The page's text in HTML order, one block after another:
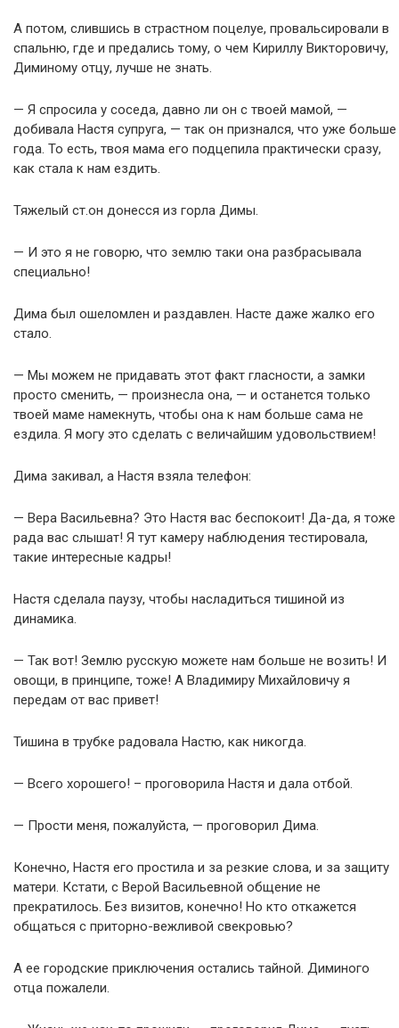
А потом, слившись в страстном поцелуе, провальсировали в
спальню, где и предались тому, о чем Кириллу Викторовичу,
Диминому отцу, лучше не знать.
— Я спросила у соседа, давно ли он с твоей мамой, —
добивала Настя супруга, — так он признался, что уже больше
года. То есть, твоя мама его подцепила практически сразу,
как стала к нам ездить.
Тяжелый ст.он донесся из горла Димы.
— И это я не говорю, что землю таки она разбрасывала
специально!
Дима был ошеломлен и раздавлен. Насте даже жалко его
стало.
— Мы можем не придавать этот факт гласности, а замки
просто сменить, — произнесла она, — и останется только
твоей маме намекнуть, чтобы она к нам больше сама не
ездила. Я могу это сделать с величайшим удовольствием!
Дима закивал, а Настя взяла телефон:
— Вера Васильевна? Это Настя вас беспокоит! Да-да, я тоже
рада вас слышат! Я тут камеру наблюдения тестировала,
такие интересные кадры!
Настя сделала паузу, чтобы насладиться тишиной из
динамика.
— Так вот! Землю русскую можете нам больше не возить! И
овощи, в принципе, тоже! А Владимиру Михайловичу я
передам от вас привет!
Тишина в трубке радовала Настю, как никогда.
— Всего хорошего! – проговорила Настя и дала отбой.
— Прости меня, пожалуйста, — проговорил Дима.
Конечно, Настя его простила и за резкие слова, и за защиту
матери. Кстати, с Верой Васильевной общение не
прекратилось. Без визитов, конечно! Но кто откажется
общаться с приторно-вежливой свекровью?
А ее городские приключения остались тайной. Диминого
отца пожалели.